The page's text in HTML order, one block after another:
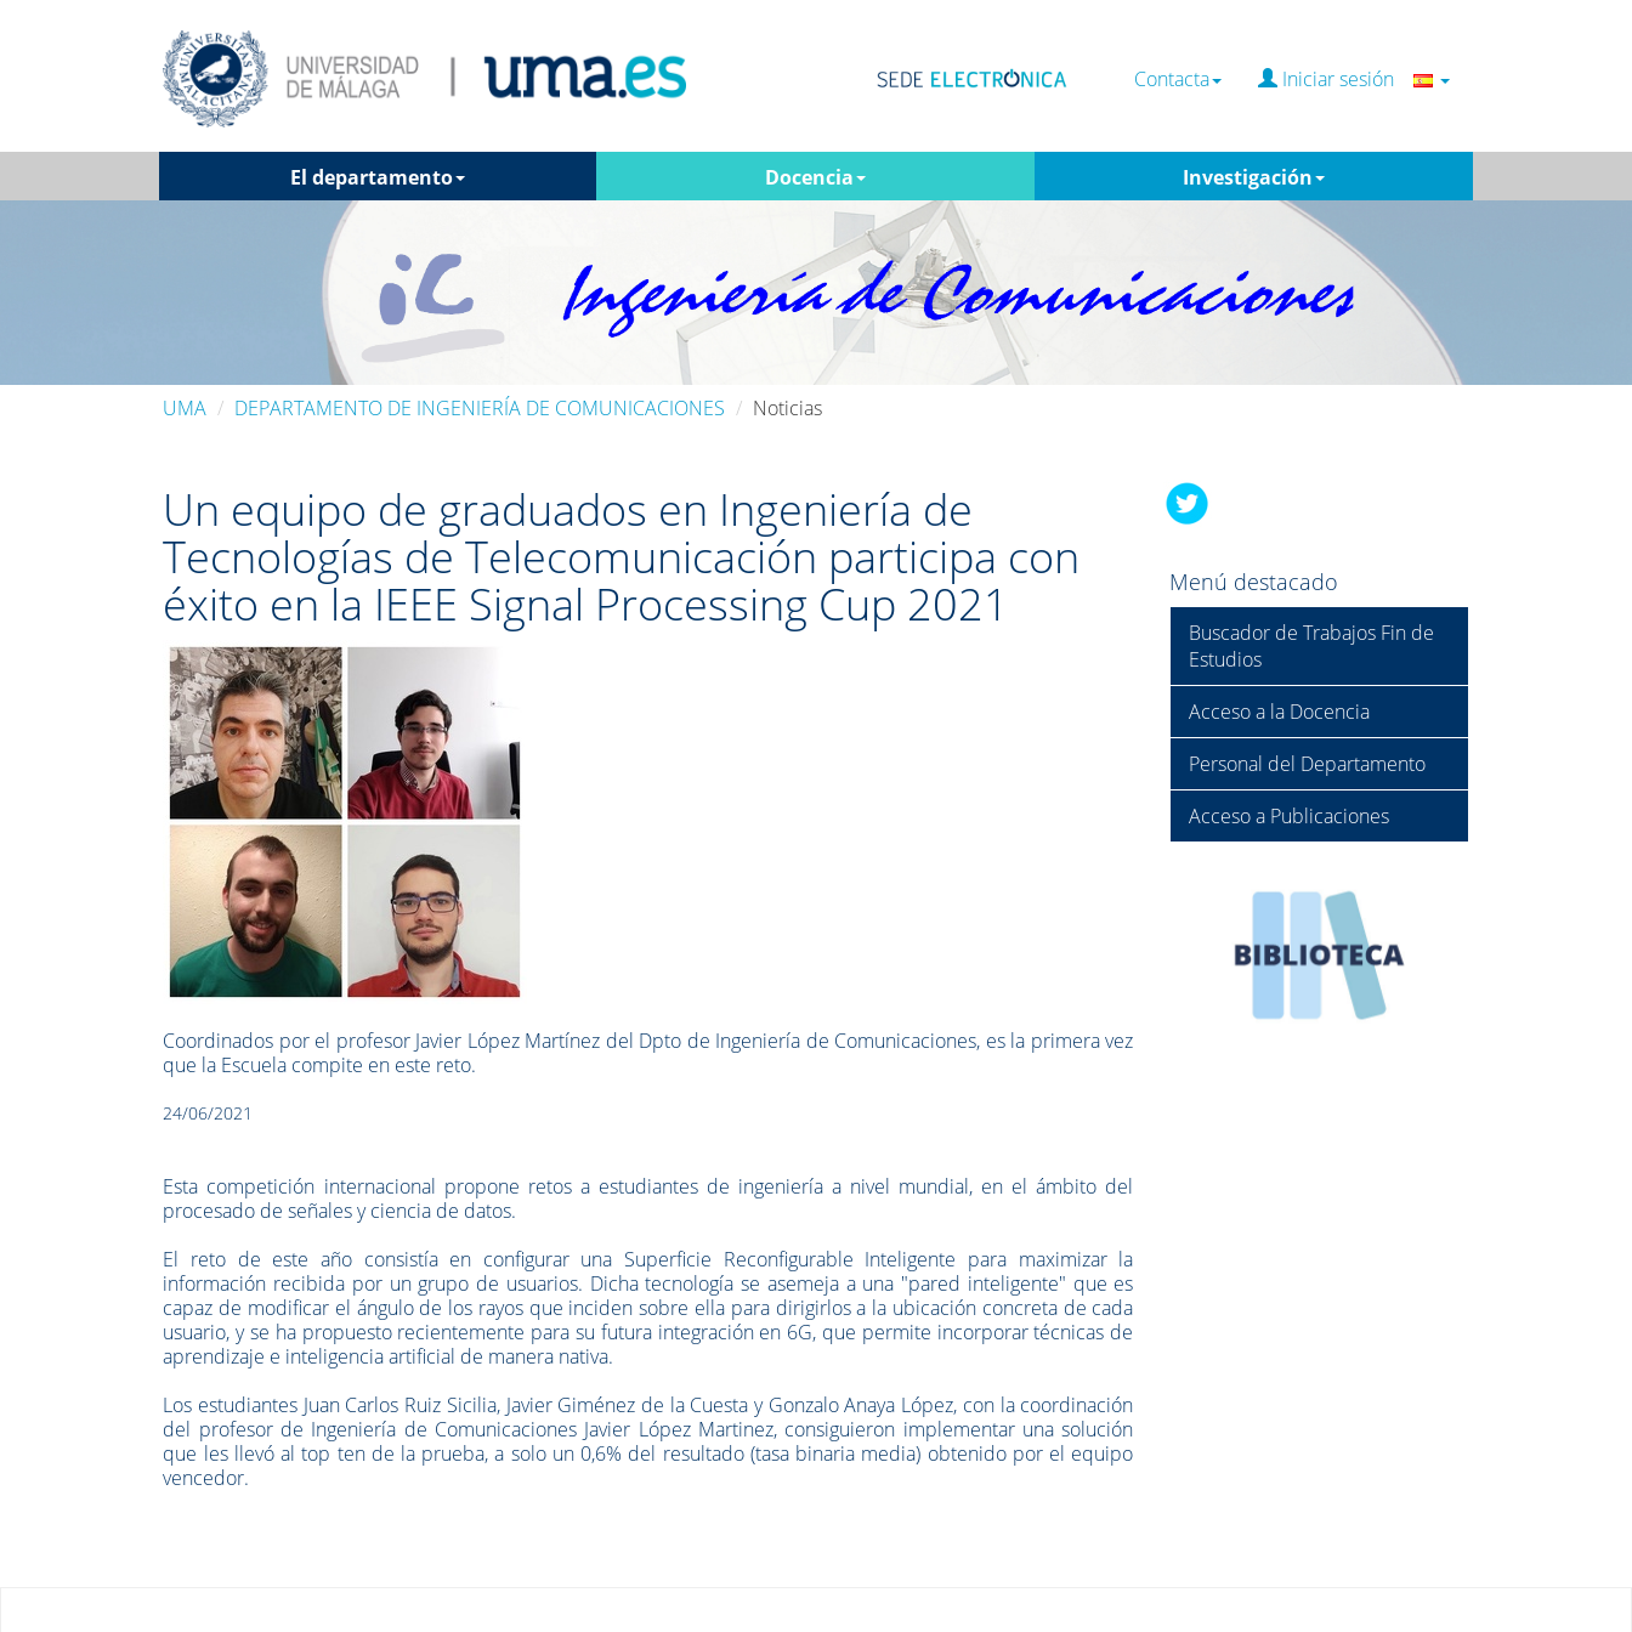
Contacta Iniciar sesión
El departamento Docencia Investigación
UMA DEPARTAMENTO DE INGENIERÍA DE COMUNICACIONES Noticias
Un equipo de graduados en Ingeniería de
Tecnologías de Telecomunicación participa con
éxito en la IEEE Signal Processing Cup 2021
Coordinados por el profesor Javier López Martínez del Dpto de Ingeniería de Comunicaciones, es la primera vez
que la Escuela compite en este reto.
24/06/2021
Esta competición internacional propone retos a estudiantes de ingeniería a nivel mundial, en el ámbito del
procesado de señales y ciencia de datos.
El reto de este año consistía en configurar una Superficie Reconfigurable Inteligente para maximizar la
información recibida por un grupo de usuarios. Dicha tecnología se asemeja a una "pared inteligente" que es
capaz de modificar el ángulo de los rayos que inciden sobre ella para dirigirlos a la ubicación concreta de cada
usuario, y se ha propuesto recientemente para su futura integración en 6G, que permite incorporar técnicas de
aprendizaje e inteligencia artificial de manera nativa.
Los estudiantes Juan Carlos Ruiz Sicilia, Javier Giménez de la Cuesta y Gonzalo Anaya López, con la coordinación
del profesor de Ingeniería de Comunicaciones Javier López Martinez, consiguieron implementar una solución
que les llevó al top ten de la prueba, a solo un 0,6% del resultado (tasa binaria media) obtenido por el equipo
vencedor.
Menú destacado
Buscador de Trabajos Fin de
Estudios
Acceso a la Docencia
Personal del Departamento
Acceso a Publicaciones